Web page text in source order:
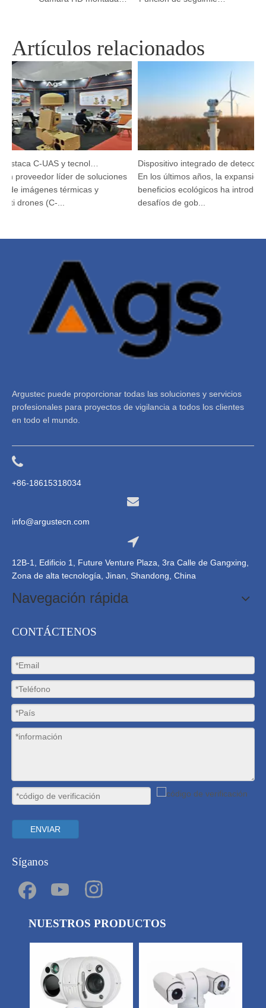
Artículos relacionados
Argustec destaca C-UAS y tecnología térmica de vanguardia en KL
proveedor líder de soluciones
imágenes térmicas y
drones (C-...
Dispositivo integrado de detección y seguimiento HP-PRS: una visión panorámica para la protección de las aves
En los últimos años, la expansión
beneficios ecológicos ha
desafíos de gob...
Argustec puede proporcionar todas las soluciones y servicios
profesionales para proyectos de vigilancia a todos los clientes
en todo el mundo.
+86-18615318034
info@argustecn.com
12B-1, Edificio 1, Future Venture Plaza, 3ra Calle de Gangxing,
Zona de alta tecnología, Jinan, Shandong, China
Navegación rápida
CONTÁCTENOS
ENVIAR
Síganos
NUESTROS PRODUCTOS